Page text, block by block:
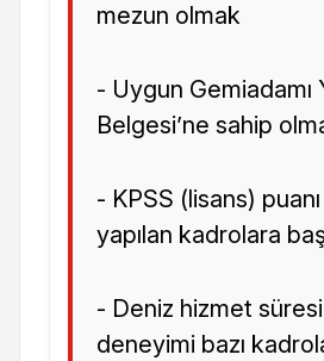
mezun olmak
- Uygun Gemiadamı
Belgesi’ne sahip
- KPSS (lisans) puanı
yapılan kadrolara
- Deniz hizmet
deneyimi bazı